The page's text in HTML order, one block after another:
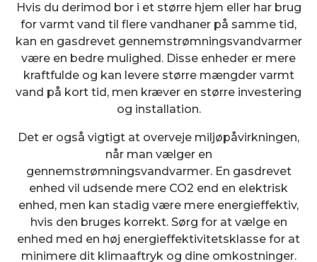
Hvis du derimod bor i et større hjem eller har brug
for varmt vand til flere vandhaner på samme tid,
kan en gasdrevet gennemstrømningsvandvarmer
være en bedre mulighed. Disse enheder er mere
kraftfulde og kan levere større mængder varmt
vand på kort tid, men kræver en større investering
og installation.
Det er også vigtigt at overveje miljøpåvirkningen,
når man vælger en
gennemstrømningsvandvarmer. En gasdrevet
enhed vil udsende mere CO2 end en elektrisk
enhed, men kan stadig være mere energieffektiv,
hvis den bruges korrekt. Sørg for at vælge en
enhed med en høj energieffektivitetsklasse for at
minimere dit klimaaftryk og dine omkostninger.